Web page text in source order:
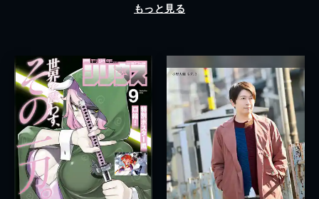
もっと見る